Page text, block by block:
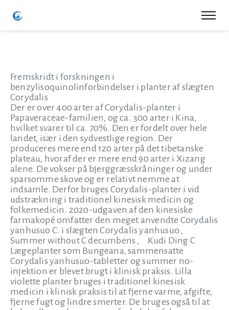
Fremskridt i forskningen i
benzylisoquinolinforbindelser i planter af slægten
Corydalis
Der er over 400 arter af Corydalis-planter i
Papaveraceae-familien, og ca. 300 arter i Kina,
hvilket svarer til ca. 70%. Den er fordelt over hele
landet, især i den sydvestlige region. Der
produceres mere end 120 arter på det tibetanske
plateau, hvoraf der er mere end 90 arter i Xizang
alene. De vokser på bjerggræsskråninger og under
sparsomme skove og er relativt nemme at
indsamle. Derfor bruges Corydalis-planter i vid
udstrækning i traditionel kinesisk medicin og
folkemedicin. 2020-udgaven af den kinesiske
farmakopé omfatter den meget anvendte Corydalis
yanhusuo C. i slægten Corydalis yanhusuo、
Summer without C decumbens、 Kudi Ding C
Lægeplanter som Bungeana, sammensatte
Corydalis yanhusuo-tabletter og summer no-
injektion er blevet brugt i klinisk praksis. Lilla
violette planter bruges i traditionel kinesisk
medicin i klinisk praksis til at fjerne varme, afgifte,
fjerne fugt og lindre smerter. De bruges også til at